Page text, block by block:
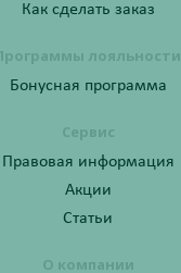
Как сделать заказ
лояльности
Бонусная программа
Сервис
Правовая информация
Акции
Статьи
О компании